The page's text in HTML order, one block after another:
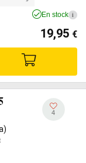
En stock i
19,95 €
4